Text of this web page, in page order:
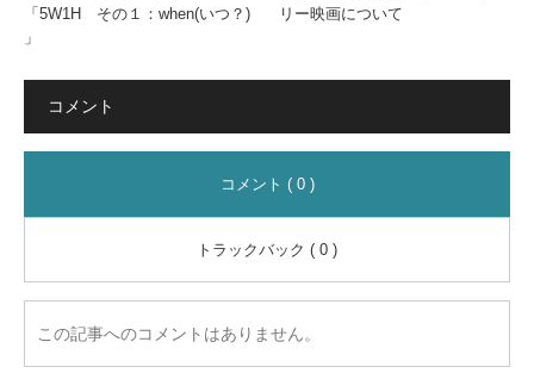
「5W1H その１：when(いつ？)
」
リー映画について
コメント
コメント ( 0 )
トラックバック ( 0 )
この記事へのコメントはありません。